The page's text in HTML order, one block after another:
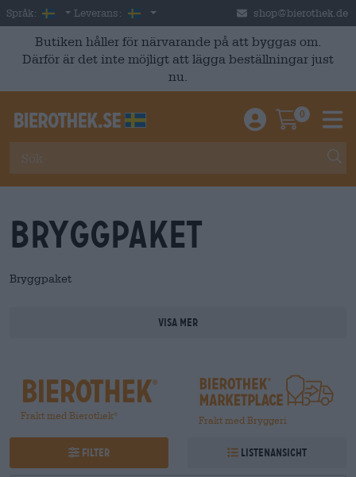
Skip to main content
Språk: Swedish
Leverans: Sverige shop@bierothek.de
Butiken håller för närvarande på att byggas om.
Därför är det inte möjligt att lägga beställningar just
nu.
Einloggen /
0
Bryggpaket
Bryggpaket
Visa mer
Frakt med Bierothek®
Frakt med Bryggeri
Filter Listenansicht